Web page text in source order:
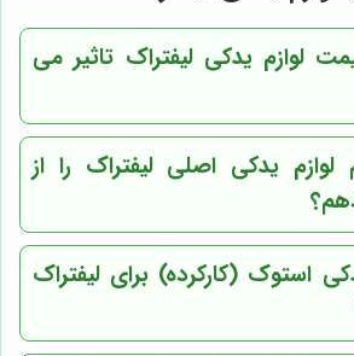
لوازم یدکی لیفتراک تاثیر می
یدکی اصلی لیفتراک را از
استوک (کارکرده) برای لیفتراک